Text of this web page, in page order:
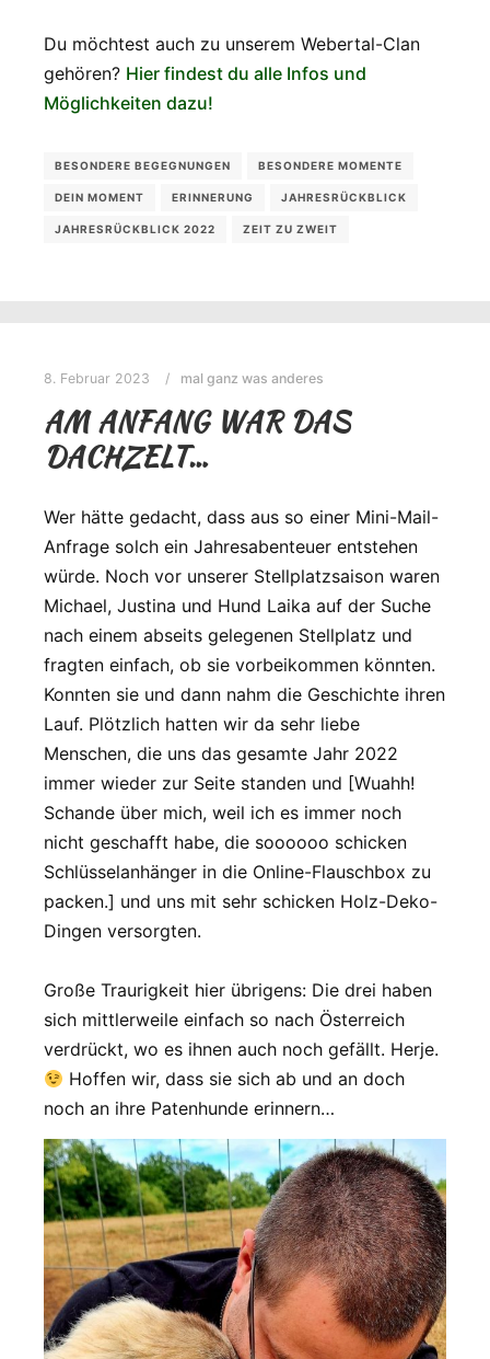
Du möchtest auch zu unserem Webertal-Clan
gehören? Hier findest du alle Infos und
Möglichkeiten dazu!
BESONDERE BEGEGNUNGEN BESONDERE MOMENTE
DEIN MOMENT ERINNERUNG JAHRESRÜCKBLICK
JAHRESRÜCKBLICK 2022 ZEIT ZU ZWEIT
8. Februar 2023 mal ganz was anderes
AM ANFANG WAR DAS
DACHZELT…
Wer hätte gedacht, dass aus so einer Mini-Mail-
Anfrage solch ein Jahresabenteuer entstehen
würde. Noch vor unserer Stellplatzsaison waren
Michael, Justina und Hund Laika auf der Suche
nach einem abseits gelegenen Stellplatz und
fragten einfach, ob sie vorbeikommen könnten.
Konnten sie und dann nahm die Geschichte ihren
Lauf. Plötzlich hatten wir da sehr liebe
Menschen, die uns das gesamte Jahr 2022
immer wieder zur Seite standen und [Wuahh!
Schande über mich, weil ich es immer noch
nicht geschafft habe, die soooooo schicken
Schlüsselanhänger in die Online-Flauschbox zu
packen.] und uns mit sehr schicken Holz-Deko-
Dingen versorgten.
Große Traurigkeit hier übrigens: Die drei haben
sich mittlerweile einfach so nach Österreich
verdrückt, wo es ihnen auch noch gefällt. Herje.
Hoffen wir, dass sie sich ab und an doch
noch an ihre Patenhunde erinnern…